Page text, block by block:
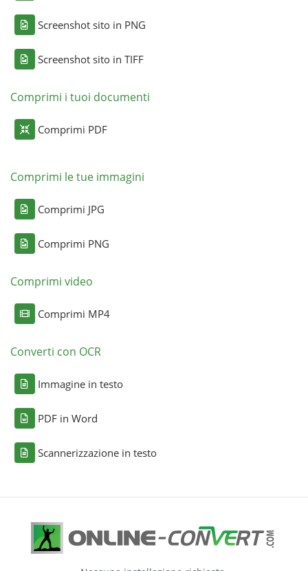
Screenshot sito in PNG
Screenshot sito in TIFF
Comprimi i tuoi documenti
Comprimi PDF
Comprimi le tue immagini
Comprimi JPG
Comprimi PNG
Comprimi video
Comprimi MP4
Converti con OCR
Immagine in testo
PDF in Word
Scannerizzazione in testo